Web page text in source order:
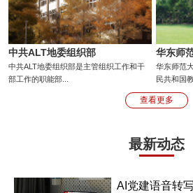
中共ALT地委组织部
中共ALT地委组织部是主管组织工作和干
部工作的职能部...
华东师
华东师范
民共和国教
查看更多
最新动态
AI党建语音转